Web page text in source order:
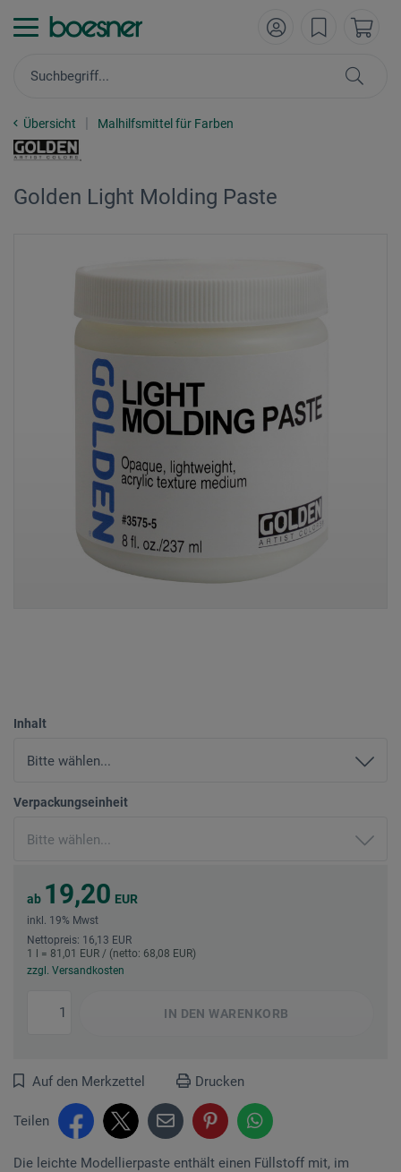
Übersicht Malhilfsmittel für Farben
Golden Light Molding Paste
Inhalt
Verpackungseinheit
ab 19,20 EUR
inkl. 19% Mwst
Nettopreis: 16,13 EUR
1 l = 81,01 EUR / (netto: 68,08 EUR)
zzgl. Versandkosten
IN DEN WARENKORB
Auf den Merkzettel Drucken
Teilen
Die leichte Modellierpaste enthält einen Füllstoff mit, im